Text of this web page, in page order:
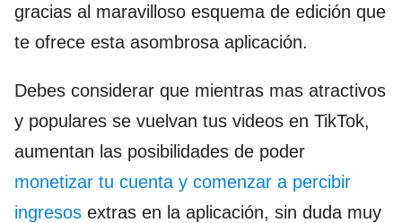
gracias al maravilloso esquema de edición que
te ofrece esta asombrosa aplicación.
Debes considerar que mientras mas atractivos
y populares se vuelvan tus videos en TikTok,
aumentan las posibilidades de poder
monetizar tu cuenta y comenzar a percibir
ingresos extras en la aplicación, sin duda muy